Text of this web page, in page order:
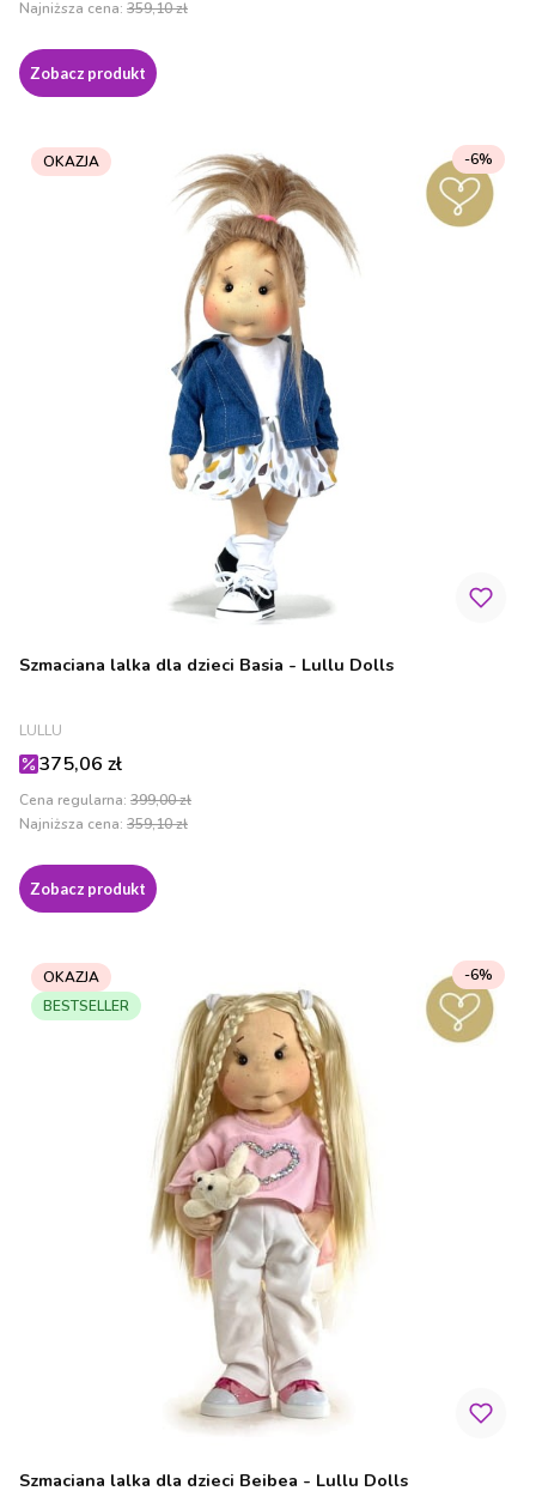
Najniższa cena: 359,10 zł
Zobacz produkt
OKAZJA
Szmaciana lalka dla dzieci Basia - Lullu Dolls
PRODUCENT
LULLU
Cena promocyjna
375,06 zł
Cena regularna: 399,00 zł
-6%
Najniższa cena: 359,10 zł
Zobacz produkt
OKAZJA
BESTSELLER
Szmaciana lalka dla dzieci Beibea - Lullu Dolls
-6%